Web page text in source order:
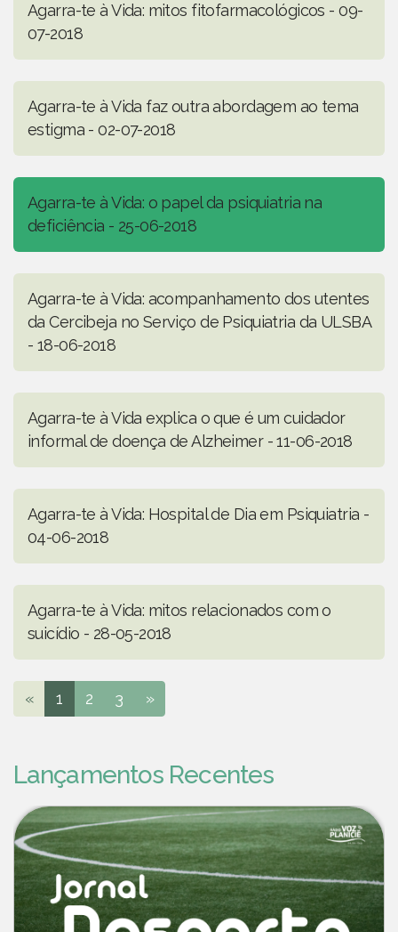
Agarra-te à Vida: mitos fitofarmacológicos - 09-
07-2018
Agarra-te à Vida faz outra abordagem ao tema
estigma - 02-07-2018
Agarra-te à Vida: o papel da psiquiatria na
deficiência - 25-06-2018
Agarra-te à Vida: acompanhamento dos utentes
da Cercibeja no Serviço de Psiquiatria da ULSBA
- 18-06-2018
Agarra-te à Vida explica o que é um cuidador
informal de doença de Alzheimer - 11-06-2018
Agarra-te à Vida: Hospital de Dia em Psiquiatria -
04-06-2018
Agarra-te à Vida: mitos relacionados com o
suicídio - 28-05-2018
« 1 2 3 »
Lançamentos Recentes